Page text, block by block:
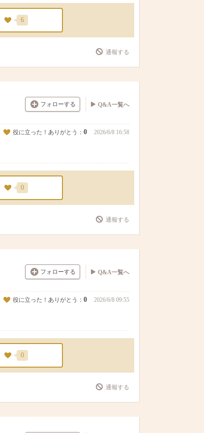
6
通報する
フォローする Q&A一覧へ
役に立った！ありがとう： 0 2026/6/8 16:58
0
通報する
フォローする Q&A一覧へ
役に立った！ありがとう： 0 2026/6/8 09:55
0
通報する